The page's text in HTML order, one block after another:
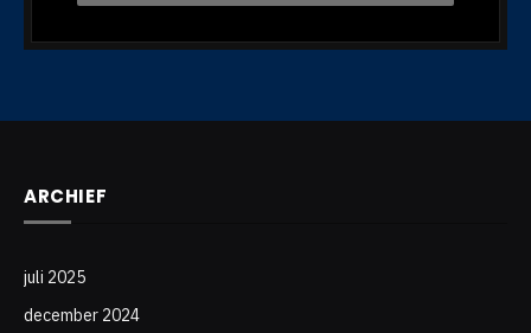
ARCHIEF
juli 2025
december 2024